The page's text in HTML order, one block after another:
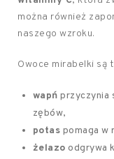
można również
naszego wzroku.
Owoce mirabelki są
wapń przyczynia
zębów,
potas pomaga w
żelazo odgrywa